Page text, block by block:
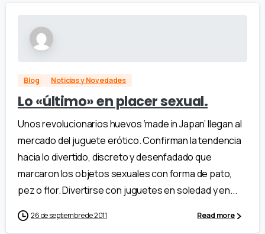
Blog Noticias y Novedades
Lo «último» en placer sexual.
Unos revolucionarios huevos ‘made in Japan’ llegan al
mercado del juguete erótico. Confirman la tendencia
hacia lo divertido, discreto y desenfadado que
marcaron los objetos sexuales con forma de pato,
pez o flor. Divertirse con juguetes en soledad y en...
26 de septiembre de 2011 Read more